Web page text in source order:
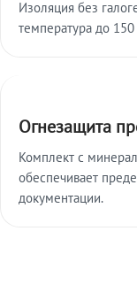
Изоляция без
температура до
Огнезащита
Комплект с
обеспечивает
документации.